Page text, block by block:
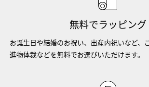
無料でラッピング
お誕生日や結婚のお祝い、出産内祝いなど、
進物体裁などを無料でお選びいただけます。